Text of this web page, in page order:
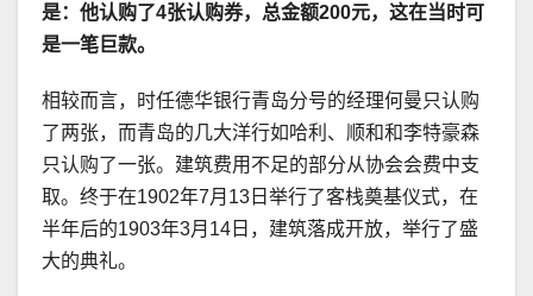
是：他认购了4张认购券，总金额200元，这在当时可
是一笔巨款。
相较而言，时任德华银行青岛分号的经理何曼只认购
了两张，而青岛的几大洋行如哈利、顺和和李特豪森
只认购了一张。建筑费用不足的部分从协会会费中支
取。终于在1902年7月13日举行了客栈奠基仪式，在
半年后的1903年3月14日，建筑落成开放，举行了盛
大的典礼。